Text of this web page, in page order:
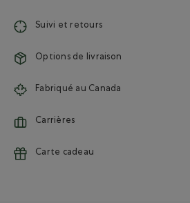
Suivi et retours
Options de livraison
Fabriqué au Canada
Carrières
Carte cadeau